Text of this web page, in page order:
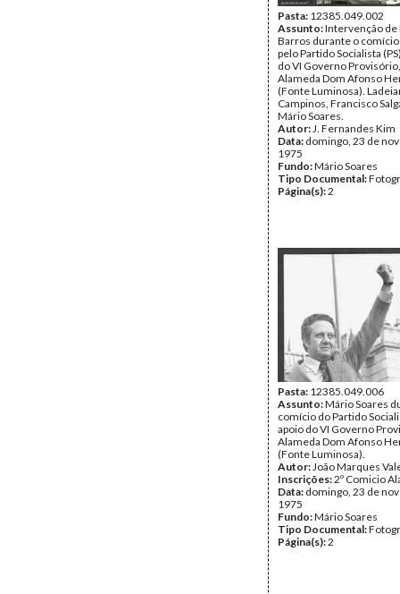
Pasta: 12385.049.002
Assunto:Intervenção
Barros durante o
pelo Partido Socialista
do VI Governo
Alameda Dom Afonso
(Fonte Luminosa).
Campinos, Francisco
Mário Soares.
Autor:J. Fernandes Kim
Data: domingo, 23 de
1975
Fundo:Mário Soares
Tipo Documental:
Página(s):2
Pasta: 12385.049.006
Assunto:Mário Soares
comício do Partido
apoio do VI Governo
Alameda Dom Afonso
(Fonte Luminosa).
Autor:João Marques
Inscrições:2º Comicio
Data: domingo, 23 de
1975
Fundo:Mário Soares
Tipo Documental:
Página(s):2